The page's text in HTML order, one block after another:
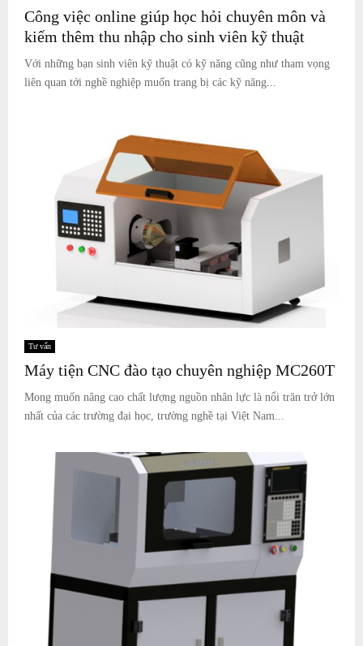
Công việc online giúp học hỏi chuyên môn và
kiếm thêm thu nhập cho sinh viên kỹ thuật
Với những bạn sinh viên kỹ thuật có kỹ năng cũng như tham vọng
liên quan tới nghề nghiệp muốn trang bị các kỹ năng...
Tư vấn
Máy tiện CNC đào tạo chuyên nghiệp MC260T
Mong muốn nâng cao chất lượng nguồn nhân lực là nổi trăn trở lớn
nhất của các trường đại học, trường nghề tại Việt Nam...